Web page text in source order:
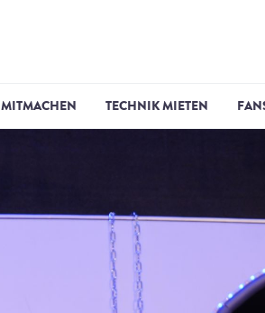
MITMACHEN TECHNIK MIETEN